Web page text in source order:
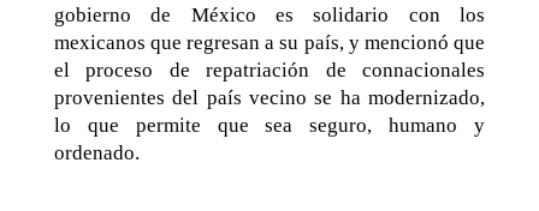
gobierno de México es solidario con los
mexicanos que regresan a su país, y mencionó que
el proceso de repatriación de connacionales
provenientes del país vecino se ha modernizado,
lo que permite que sea seguro, humano y
ordenado.